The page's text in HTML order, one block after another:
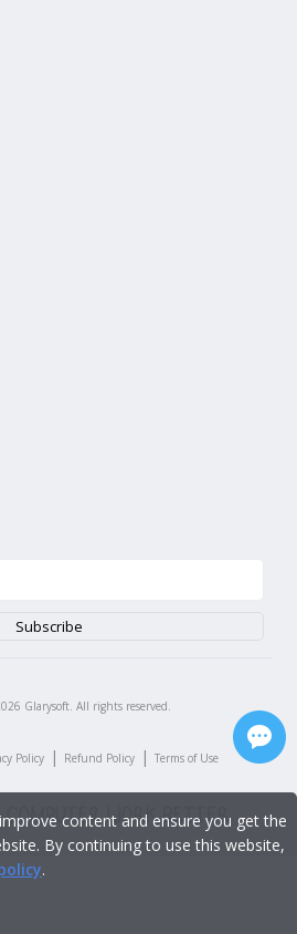
Glarysoft. All rights reserved.
Policy | Refund Policy | Terms of Use
content and ensure you get the
By continuing to use this website,
.